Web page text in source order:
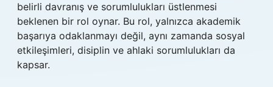
belirli davranış ve sorumlulukları üstlenmesi
beklenen bir rol oynar. Bu rol, yalnızca akademik
başarıya odaklanmayı değil, aynı zamanda sosyal
etkileşimleri, disiplin ve ahlaki sorumlulukları da
kapsar.